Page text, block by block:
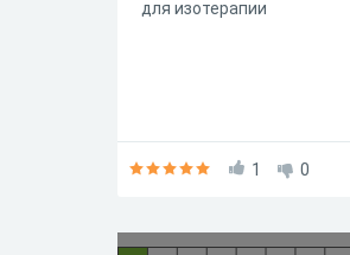
для изотерапии
1 0